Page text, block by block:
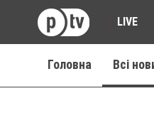
LIVE
Головна Всі